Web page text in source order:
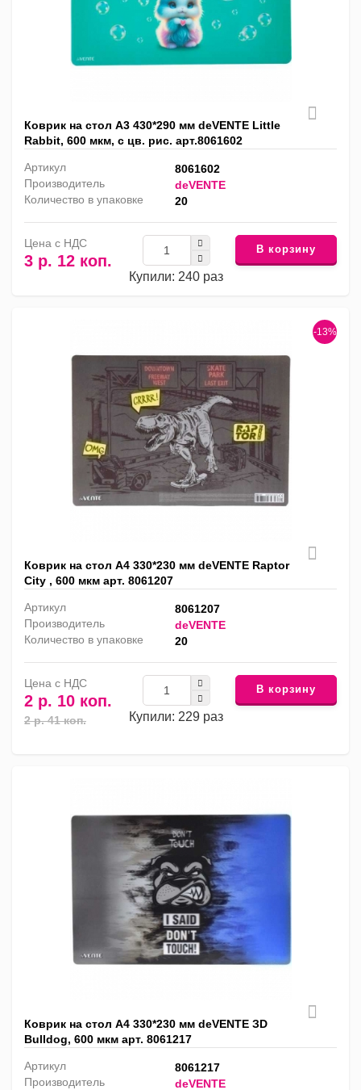
Коврик на стол А3 430*290 мм deVENTE Little
Rabbit, 600 мкм, с цв. рис. арт.8061602
Артикул
8061602
Производитель
deVENTE
Количество в упаковке
20
Цена с НДС
3 р. 12 коп.
Купили: 240 раз
В корзину
-13%
Коврик на стол А4 330*230 мм deVENTE Raptor
City , 600 мкм арт. 8061207
Артикул
8061207
Производитель
deVENTE
Количество в упаковке
20
Цена с НДС
2 р. 10 коп.
2 р. 41 коп. Купили: 229 раз
В корзину
Коврик на стол А4 330*230 мм deVENTE ЗD
Bulldog, 600 мкм арт. 8061217
Артикул
8061217
Производитель
deVENTE